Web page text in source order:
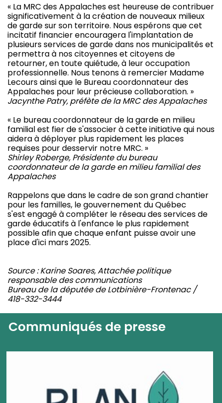
« La MRC des Appalaches est heureuse de contribuer
significativement à la création de nouveaux milieux
de garde sur son territoire. Nous espérons que cet
incitatif financier encouragera l'implantation de
plusieurs services de garde dans nos municipalités et
permettra à nos citoyennes et citoyens de
retourner, en toute quiétude, à leur occupation
professionnelle. Nous tenons à remercier Madame
Lecours ainsi que le Bureau coordonnateur des
Appalaches pour leur précieuse collaboration. »
Jacynthe Patry, préfète de la MRC des Appalaches
« Le bureau coordonnateur de la garde en milieu
familial est fier de s'associer à cette initiative qui nous
aidera à déployer plus rapidement les places
requises pour desservir notre MRC. »
Shirley Roberge, Présidente du bureau
coordonnateur de la garde en milieu familial des
Appalaches
Rappelons que dans le cadre de son grand chantier
pour les familles, le gouvernement du Québec
s'est engagé à compléter le réseau des services de
garde éducatifs à l'enfance le plus rapidement
possible afin que chaque enfant puisse avoir une
place d'ici mars 2025.
Source : Karine Soares, Attachée politique
responsable des communications
Bureau de la députée de Lotbinière-Frontenac /
418-332-3444
Communiqués de presse